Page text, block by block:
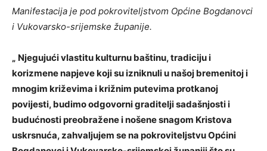
Manifestacija je pod pokroviteljstvom Općine Bogdanovci
i Vukovarsko-srijemske županije.
„ Njegujući vlastitu kulturnu baštinu, tradiciju i
korizmene napjeve koji su izniknuli u našoj bremenitoj i
mnogim križevima i križnim putevima protkanoj
povijesti, budimo odgovorni graditelji sadašnjosti i
budućnosti preobražene i nošene snagom Kristova
uskrsnuća, zahvaljujem se na pokroviteljstvu Općini